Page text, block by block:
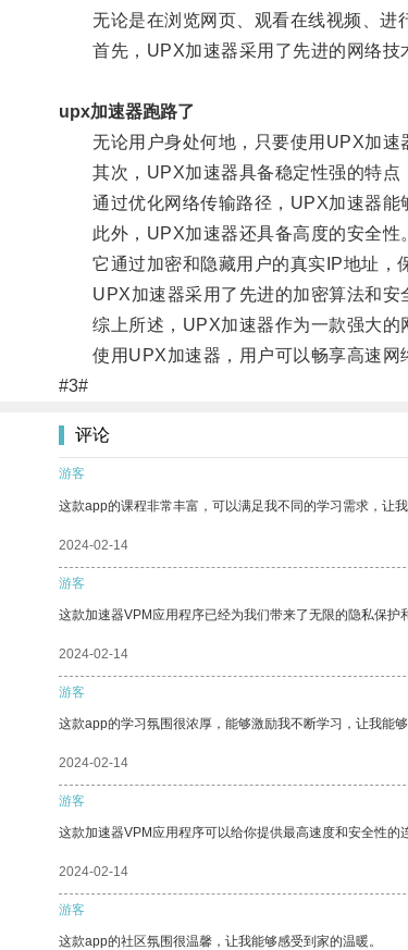
无论是在浏览网页、观看在线视频、进行
首先，UPX加速器采用了先进的网络技
upx加速器跑路了
无论用户身处何地，只要使用UPX加速
其次，UPX加速器具备稳定性强的特点
通过优化网络传输路径，UPX加速器能够
此外，UPX加速器还具备高度的安全性
它通过加密和隐藏用户的真实IP地址，保
UPX加速器采用了先进的加密算法和安
综上所述，UPX加速器作为一款强大的
使用UPX加速器，用户可以畅享高速网
#3#
评论
游客
这款app的课程非常丰富，可以满足我不同的学习需求，让
2024-02-14
游客
这款加速器VPM应用程序已经为我们带来了无限的隐私保护
2024-02-14
游客
这款app的学习氛围很浓厚，能够激励我不断学习，让我能够
2024-02-14
游客
这款加速器VPM应用程序可以给你提供最高速度和安全性的
2024-02-14
游客
这款app的社区氛围很温馨，让我能够感受到家的温暖。